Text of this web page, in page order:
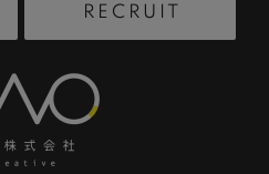
RECRUIT